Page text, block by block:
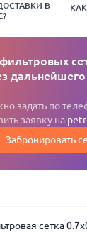
В
задать по
заявку на
Забронировать
сетка